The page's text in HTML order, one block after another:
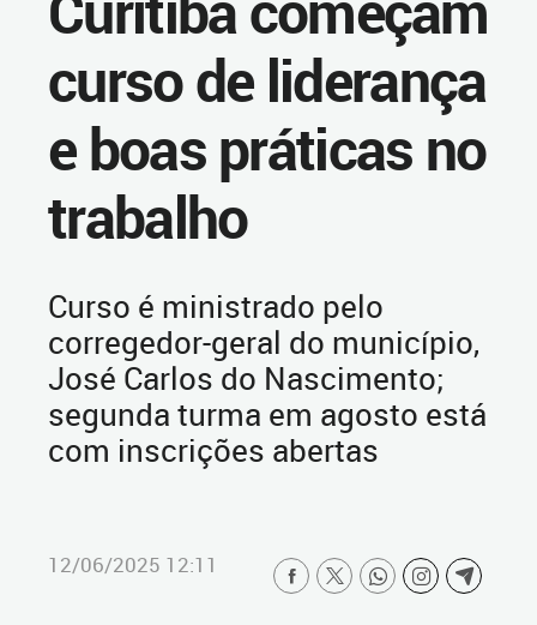
curso de liderança
e boas práticas no
trabalho
Curso é ministrado pelo
corregedor-geral do município,
José Carlos do Nascimento;
segunda turma em agosto está
com inscrições abertas
12/06/2025 12:11